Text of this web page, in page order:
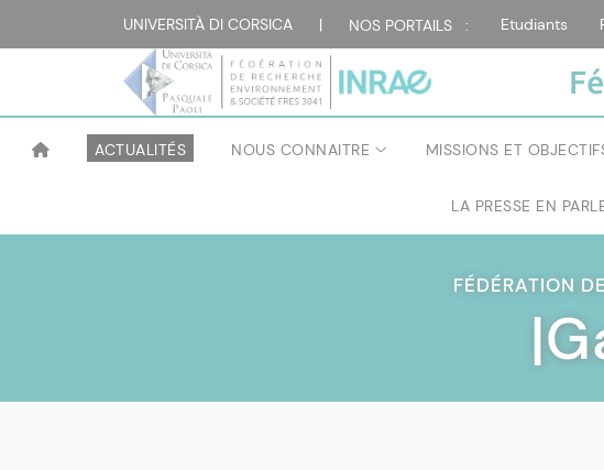
UNIVERSITÀ DI CORSICA | NOS PORTAILS : Etudiants
ACTUALITÉS NOUS CONNAITRE MISSIONS ET
LA PRESSE EN
FÉDÉRATION